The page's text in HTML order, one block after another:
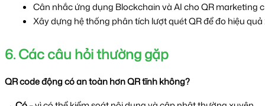
Cân nhắc ứng dụng Blockchain và AI cho QR marketing
Xây dựng hệ thống phân tích lượt quét QR để đo hiệu
6. Các câu hỏi thường gặp
QR code động có an toàn hơn QR tĩnh không?